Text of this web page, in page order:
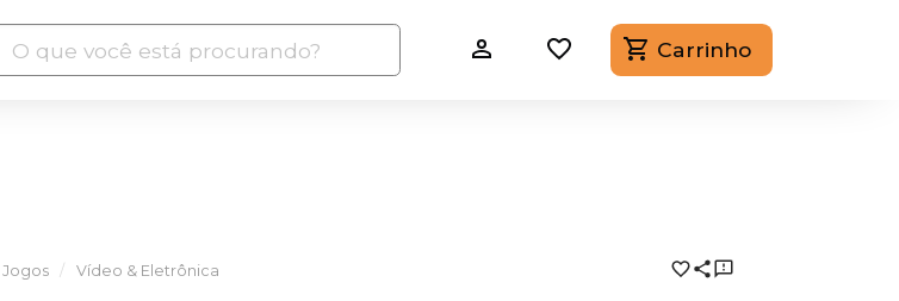
Carrinho
Jogos Vídeo & Eletrônica